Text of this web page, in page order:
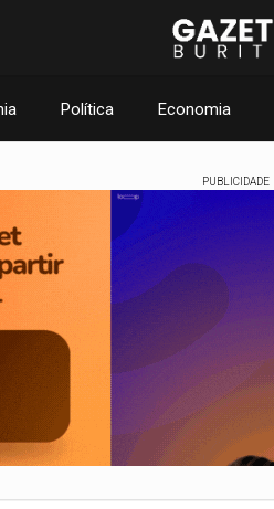
Política Economia
PUBLICIDADE